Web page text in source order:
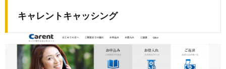
キャレントキャッシング